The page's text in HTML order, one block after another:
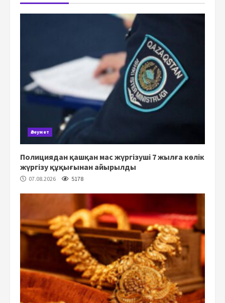
Әлеумет
Полициядан қашқан мас жүргізуші 7 жылға көлік
жүргізу құқығынан айырылды
07.08.2026 5178